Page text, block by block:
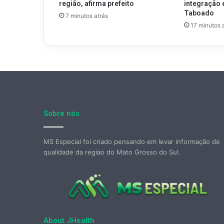
região, afirma prefeito
7 minutos atrás
integração
Taboado
17 minutos
Sobre nós
MS Especial foi criado pensando em levar informação de
qualidade da regiao do Mato Grosso do Sul.
About JHealth